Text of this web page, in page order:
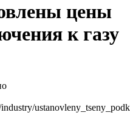
цены
к газу